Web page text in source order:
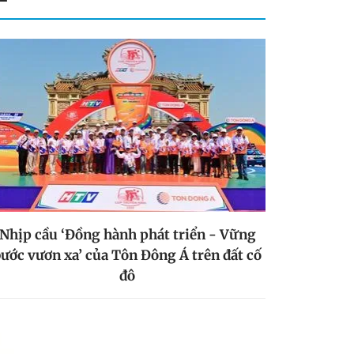
cầu ‘Đồng hành phát triển - Vững
vươn xa’ của Tôn Đông Á trên đất cố
đô